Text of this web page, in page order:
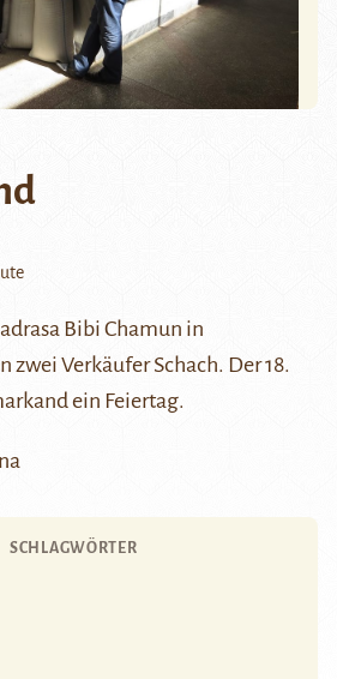
Bibi Chamun in
zwei Verkäufer Schach. Der 18.
ein Feiertag.
SCHLAGWÖRTER